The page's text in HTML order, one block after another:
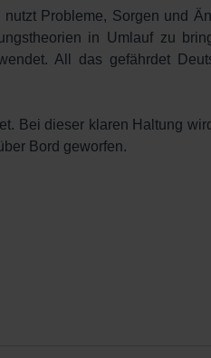
Probleme, Sorgen und
in Umlauf zu
All das gefährdet
Bei dieser klaren Haltung
Bord geworfen.